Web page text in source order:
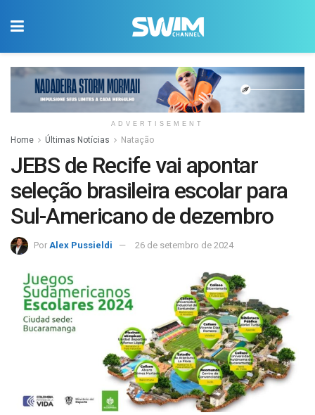
ADVERTISEMENT
Home Últimas Notícias Natação
JEBS de Recife vai apontar
seleção brasileira escolar para
Sul-Americano de dezembro
Por Alex Pussieldi 26 de setembro de 2024